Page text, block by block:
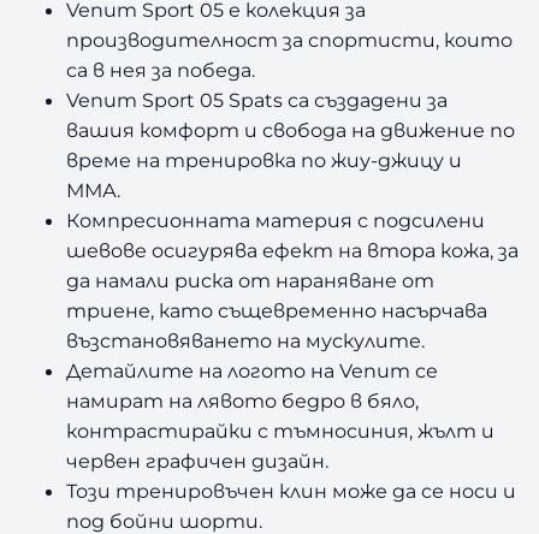
4
€
7
Venum Sport 05 е колекция за
производителност за спортисти, които
са в нея за победа.
Venum Sport 05 Spats са създадени за
вашия комфорт и свобода на движение по
време на тренировка по жиу-джицу и
ММА.
Компресионната материя с подсилени
шевове осигурява ефект на втора кожа, за
да намали риска от нараняване от
триене, като същевременно насърчава
възстановяването на мускулите.
Детайлите на логото на Venum се
намират на лявото бедро в бяло,
контрастирайки с тъмносиния, жълт и
червен графичен дизайн.
Този тренировъчен клин може да се носи и
под бойни шорти.